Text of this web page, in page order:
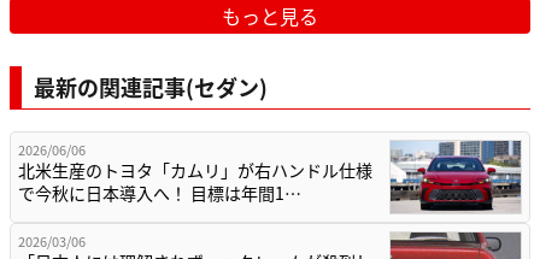
もっと見る
最新の関連記事(セダン)
2026/06/06
北米生産のトヨタ「カムリ」が右ハンドル仕様
で今秋に日本導入へ！ 目標は年間1…
2026/03/06